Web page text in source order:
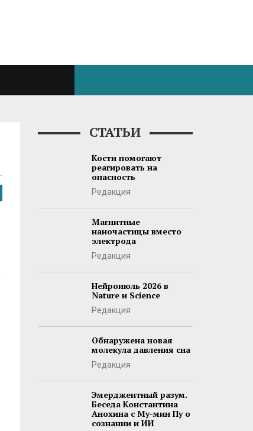
СТАТЬИ
Кости помогают
реагировать на
опасность
Редакция
Магнитные
наночастицы вместо
электрода
Редакция
Нейроиюль 2026 в
Nature и Science
Редакция
Обнаружена новая
молекула давления сна
Редакция
Эмерджентный разум.
Беседа Константина
Анохина с Му-мин Пу о
сознании и ИИ